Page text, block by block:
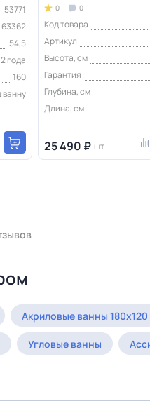
53771
63362
54,5
2 года
160
ванну
0 0
Код товара
Артикул
Высота, см
Гарантия
Глубина, см
Длина, см
25 490 ₽ шт
Акриловые ванны 180х120
Угловые ванны